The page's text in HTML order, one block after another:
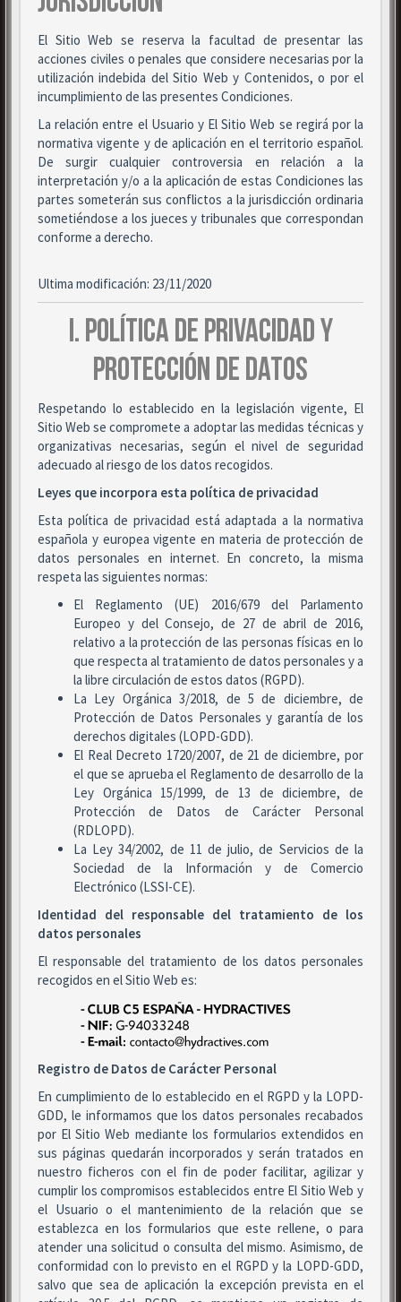
El Sitio Web se reserva la facultad de presentar las
acciones civiles o penales que considere necesarias por la
utilización indebida del Sitio Web y Contenidos, o por el
incumplimiento de las presentes Condiciones.
La relación entre el Usuario y El Sitio Web se regirá por la
normativa vigente y de aplicación en el territorio español.
De surgir cualquier controversia en relación a la
interpretación y/o a la aplicación de estas Condiciones las
partes someterán sus conflictos a la jurisdicción ordinaria
sometiéndose a los jueces y tribunales que correspondan
conforme a derecho.
Ultima modificación: 23/11/2020
I. POLÍTICA DE PRIVACIDAD Y
PROTECCIÓN DE DATOS
Respetando lo establecido en la legislación vigente, El
Sitio Web se compromete a adoptar las medidas técnicas y
organizativas necesarias, según el nivel de seguridad
adecuado al riesgo de los datos recogidos.
Leyes que incorpora esta política de privacidad
Esta política de privacidad está adaptada a la normativa
española y europea vigente en materia de protección de
datos personales en internet. En concreto, la misma
respeta las siguientes normas:
El Reglamento (UE) 2016/679 del Parlamento
Europeo y del Consejo, de 27 de abril de 2016,
relativo a la protección de las personas físicas en lo
que respecta al tratamiento de datos personales y a
la libre circulación de estos datos (RGPD).
La Ley Orgánica 3/2018, de 5 de diciembre, de
Protección de Datos Personales y garantía de los
derechos digitales (LOPD-GDD).
El Real Decreto 1720/2007, de 21 de diciembre, por
el que se aprueba el Reglamento de desarrollo de la
Ley Orgánica 15/1999, de 13 de diciembre, de
Protección de Datos de Carácter Personal
(RDLOPD).
La Ley 34/2002, de 11 de julio, de Servicios de la
Sociedad de la Información y de Comercio
Electrónico (LSSI-CE).
Identidad del responsable del tratamiento de los
datos personales
El responsable del tratamiento de los datos personales
recogidos en el Sitio Web es:
Registro de Datos de Carácter Personal
En cumplimiento de lo establecido en el RGPD y la LOPD-
GDD, le informamos que los datos personales recabados
por El Sitio Web mediante los formularios extendidos en
sus páginas quedarán incorporados y serán tratados en
nuestro ficheros con el fin de poder facilitar, agilizar y
cumplir los compromisos establecidos entre El Sitio Web y
el Usuario o el mantenimiento de la relación que se
establezca en los formularios que este rellene, o para
atender una solicitud o consulta del mismo. Asimismo, de
conformidad con lo previsto en el RGPD y la LOPD-GDD,
salvo que sea de aplicación la excepción prevista en el